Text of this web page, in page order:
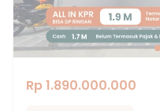
Rp 1.890.000.000